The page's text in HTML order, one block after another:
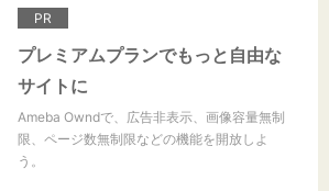
PR
プレミアムプランでもっと自由な
サイトに
Ameba Owndで、広告非表示、画像容量無制
限、ページ数無制限などの機能を開放しよ
う。